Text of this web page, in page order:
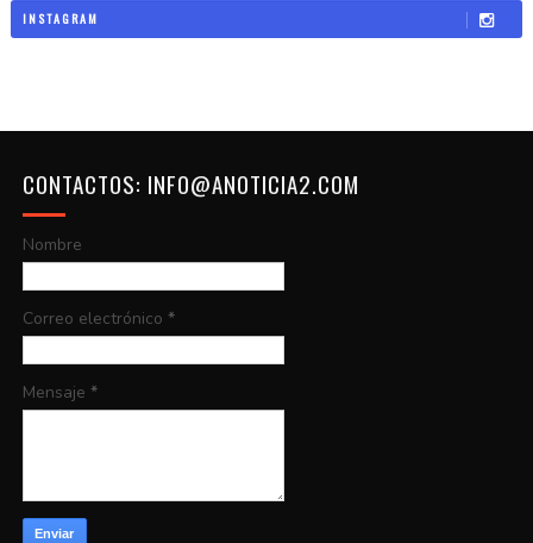
INSTAGRAM
CONTACTOS: INFO@ANOTICIA2.COM
Nombre
Correo electrónico *
Mensaje *